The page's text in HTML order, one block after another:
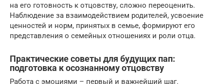
на его готовность к отцовству, сложно переоценить.
Наблюдение за взаимодействием родителей, усвоение
ценностей и норм, принятых в семье, формируют его
представления о семейных отношениях и роли отца.
Практические советы для будущих пап:
подготовка к осознанному отцовству
Работа с эмоциями – первый и важнейший шаг.